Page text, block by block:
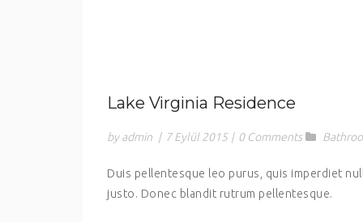
Lake Virginia Residence
by admin | 7 Eylül 2015 | 0 Comments
Duis pellentesque leo purus, quis imperdiet
justo. Donec blandit rutrum pellentesque.